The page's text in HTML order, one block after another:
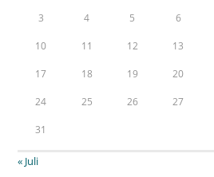
3 4 5 6
10 11 12 13
17 18 19 20
24 25 26 27
31
« Juli